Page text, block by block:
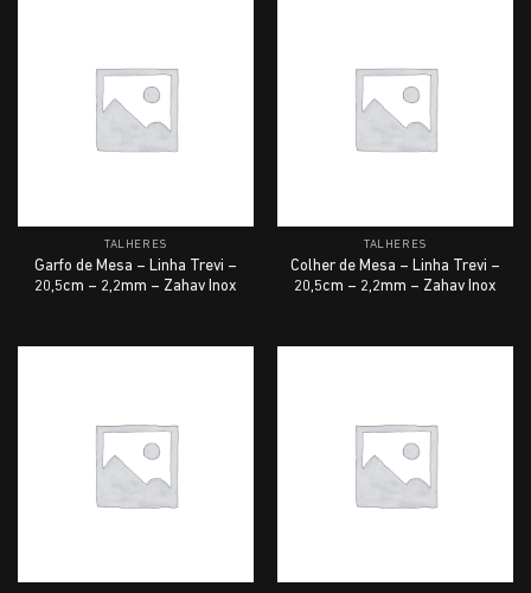
TALHERES
Garfo de Mesa – Linha Trevi –
20,5cm – 2,2mm – Zahav Inox
TALHERES
Colher de Mesa – Linha Trevi –
20,5cm – 2,2mm – Zahav Inox